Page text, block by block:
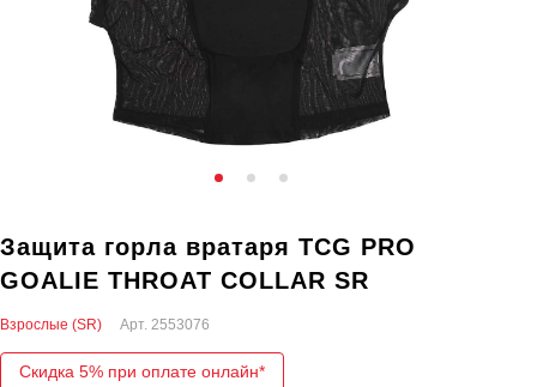
Защита горла вратаря TCG PRO
GOALIE THROAT COLLAR SR
Взрослые (SR) Арт. 2553076
Скидка 5% при оплате онлайн*